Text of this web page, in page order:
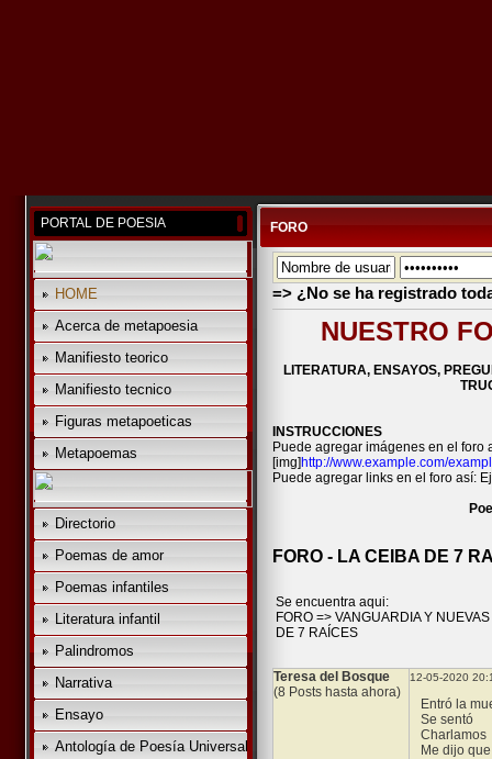
PORTAL DE POESIA
HOME
Acerca de metapoesia
Manifiesto teorico
Manifiesto tecnico
Figuras metapoeticas
Metapoemas
Directorio
Poemas de amor
Poemas infantiles
Literatura infantil
Palindromos
Narrativa
Ensayo
Antología de Poesía Universal
FORO
=> ¿No se ha registrado
NUESTRO
LITERATURA, ENSAYOS,
INSTRUCCIONES
Puede agregar imágenes en el foro
[img] http://www.example.com/
Puede agregar links en el foro así:
FORO - LA CEIBA DE 7
Se encuentra aqui:
FORO => VANGUARDIA Y
DE 7 RAÍCES
Teresa del Bosque
(8 Posts hasta ahora)
12-05-2020
Entró la
Se sentó
Charlamos
Me dijo